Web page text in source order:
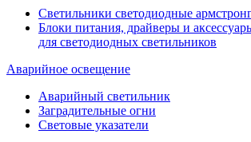
Светильники светодиодные
Блоки питания, драйверы и
для светодиодных светильников
Аварийное освещение
Аварийный светильник
Заградительные огни
Световые указатели